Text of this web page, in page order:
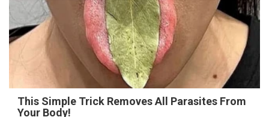
This Simple Trick Removes All Parasites From
Your Body!